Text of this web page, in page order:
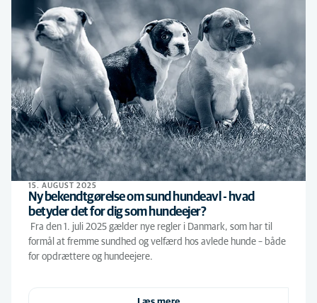
15. AUGUST 2025
Ny bekendtgørelse om sund hundeavl - hvad
betyder det for dig som hundeejer?
Fra den 1. juli 2025 gælder nye regler i Danmark, som har til
formål at fremme sundhed og velfærd hos avlede hunde – både
for opdrættere og hundeejere.